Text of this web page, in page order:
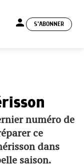
person S'ABONNER
numéro de
ce
dans
saison.